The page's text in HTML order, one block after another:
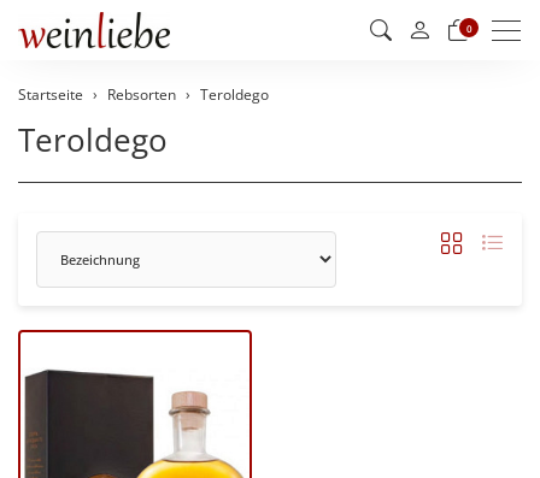
0
Startseite Rebsorten Teroldego
Teroldego
Sortierung